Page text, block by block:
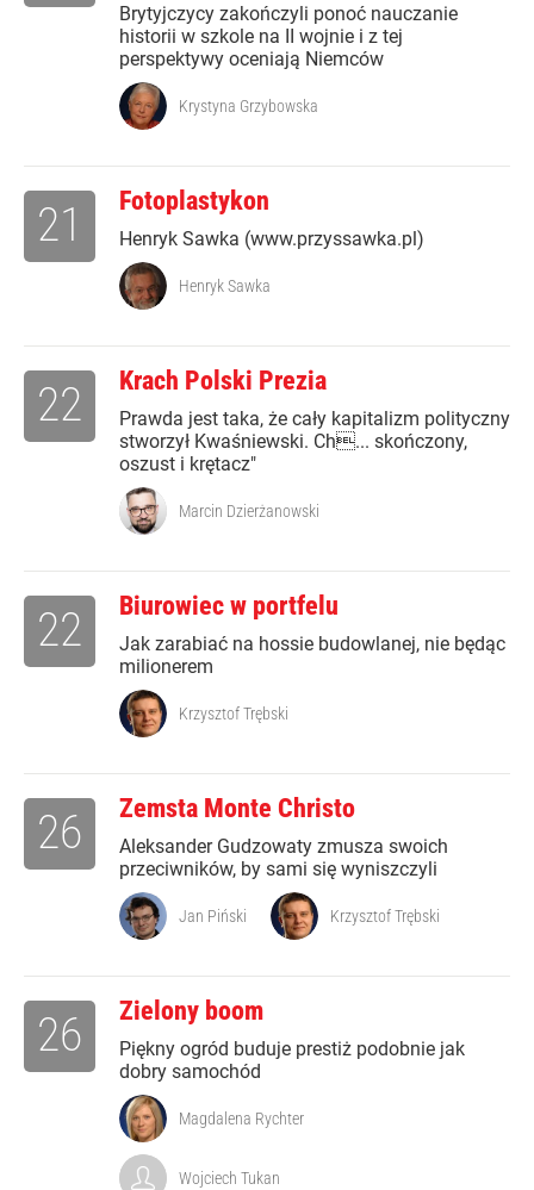
Brytyjczycy zakończyli ponoć nauczanie
historii w szkole na II wojnie i z tej
perspektywy oceniają Niemców
Krystyna Grzybowska
Fotoplastykon
Henryk Sawka (www.przyssawka.pl)
21
Henryk Sawka
Krach Polski Prezia
Prawda jest taka, że cały kapitalizm polityczny
stworzył Kwaśniewski. Ch... skończony,
oszust i krętacz"
22
Marcin Dzierżanowski
Biurowiec w portfelu
Jak zarabiać na hossie budowlanej, nie będąc
milionerem
22
Krzysztof Trębski
Zemsta Monte Christo
Aleksander Gudzowaty zmusza swoich
przeciwników, by sami się wyniszczyli
26
Jan Piński Krzysztof Trębski
Zielony boom
Piękny ogród buduje prestiż podobnie jak
dobry samochód
26
Magdalena Rychter
Wojciech Tukan